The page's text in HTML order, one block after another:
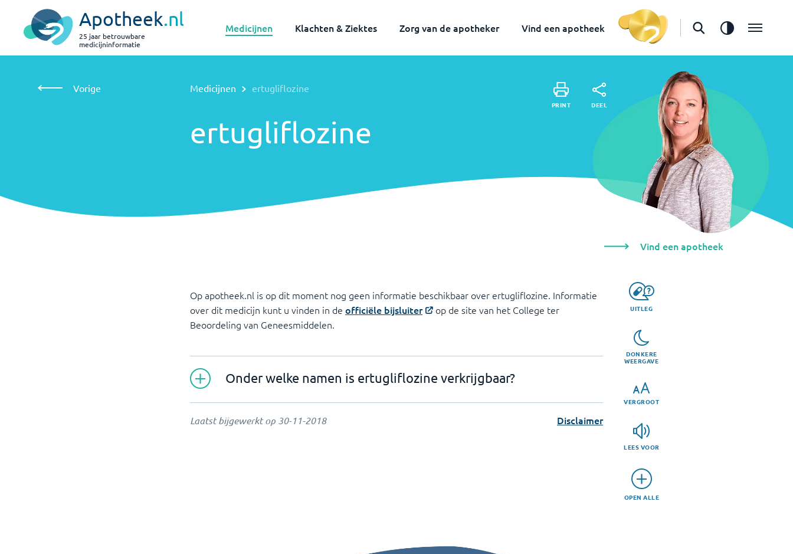
Apotheek.nl
25 jaar betrouwbare
medicijninformatie
Medicijnen Klachten & Ziektes Zorg van de apotheker Vind een apotheek Vind een apotheek
Vorige Medicijnen ertugliflozine
ertugliflozine
PRINT DEEL
Vind een apotheek
UITLEG
DONKERE
WEERGAVE
VERGROOT
LEES VOOR
OPEN ALLE
Op apotheek.nl is op dit moment nog geen informatie beschikbaar over ertugliflozine. Informatie
over dit medicijn kunt u vinden in de officiële bijsluiter
op de site van het College ter
Beoordeling van Geneesmiddelen.
Onder welke namen is ertugliflozine verkrijgbaar?
Laatst bijgewerkt op 30-11-2018 Disclaimer